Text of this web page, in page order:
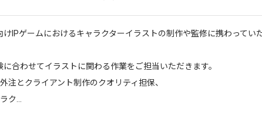
けIPゲームにおけるキャラクターイラストの制作や監修に携わってい
に合わせてイラストに関わる作業をご担当いただきます。
注とクライアント制作のクオリティ担保、
ク...